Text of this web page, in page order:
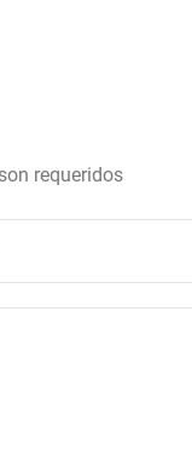
requeridos